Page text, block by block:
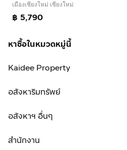
เมืองเชียงใหม่ เชียงใหม่
฿ 5,790
หาซื้อในหมวดหมู่นี้
Kaidee Property
อสังหาริมทรัพย์
อสังหาฯ อื่นๆ
สำนักงาน